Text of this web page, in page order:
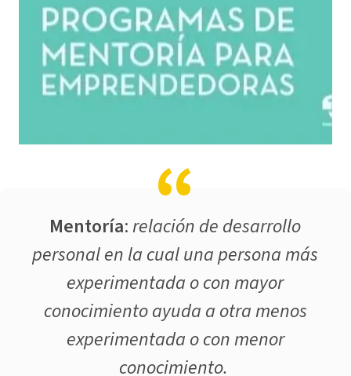
Mentoría:relación de desarrollo
personal en la cual una persona más
experimentada o con mayor
conocimiento ayuda a otra menos
experimentada o con menor
conocimiento.